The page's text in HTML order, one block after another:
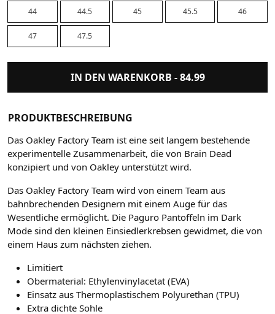
44 44.5 45 45.5 46
47 47.5
IN DEN WARENKORB -84.99
PRODUKTBESCHREIBUNG
Das Oakley Factory Team ist eine seit langem bestehende
experimentelle Zusammenarbeit, die von Brain Dead
konzipiert und von Oakley unterstützt wird.
Das Oakley Factory Team wird von einem Team aus
bahnbrechenden Designern mit einem Auge für das
Wesentliche ermöglicht. Die Paguro Pantoffeln im Dark
Mode sind den kleinen Einsiedlerkrebsen gewidmet, die von
einem Haus zum nächsten ziehen.
Limitiert
Obermaterial: Ethylenvinylacetat (EVA)
Einsatz aus Thermoplastischem Polyurethan (TPU)
Extra dichte Sohle